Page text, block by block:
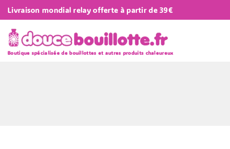
Livraison mondial relay offerte à partir de 39€
Boutique spécialisée de bouillottes et autres produits chaleureux